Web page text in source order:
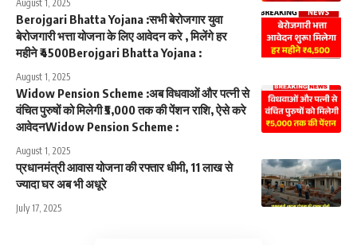
August 1, 2025
Berojgari Bhatta Yojana :सभी बेरोजगार युवा
बेरोजगारी भत्ता योजना के लिए आवेदन करे , मिलेंगे हर
महीने ₹4500Berojgari Bhatta Yojana :
August 1, 2025
Widow Pension Scheme :अब विधवाओं और पत्नी से
वंचित पुरुषों को मिलेगी ₹5,000 तक की पेंशन राशि, ऐसे करे
आवेदनWidow Pension Scheme :
August 1, 2025
प्रधानमंत्री आवास योजना की रफ्तार धीमी, 11 लाख से
ज्यादा घर अब भी अधूरे
July 17, 2025